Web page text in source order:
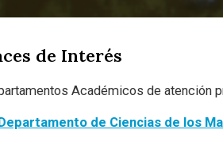
de Interés
Académicos de atención
de Ciencias de los